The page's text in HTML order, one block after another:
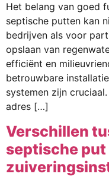
Het belang van goed
septische putten kan
bedrijven als voor
opslaan van
efficiënt en
betrouwbare
systemen zijn
adres […]
Verschillen
septische put